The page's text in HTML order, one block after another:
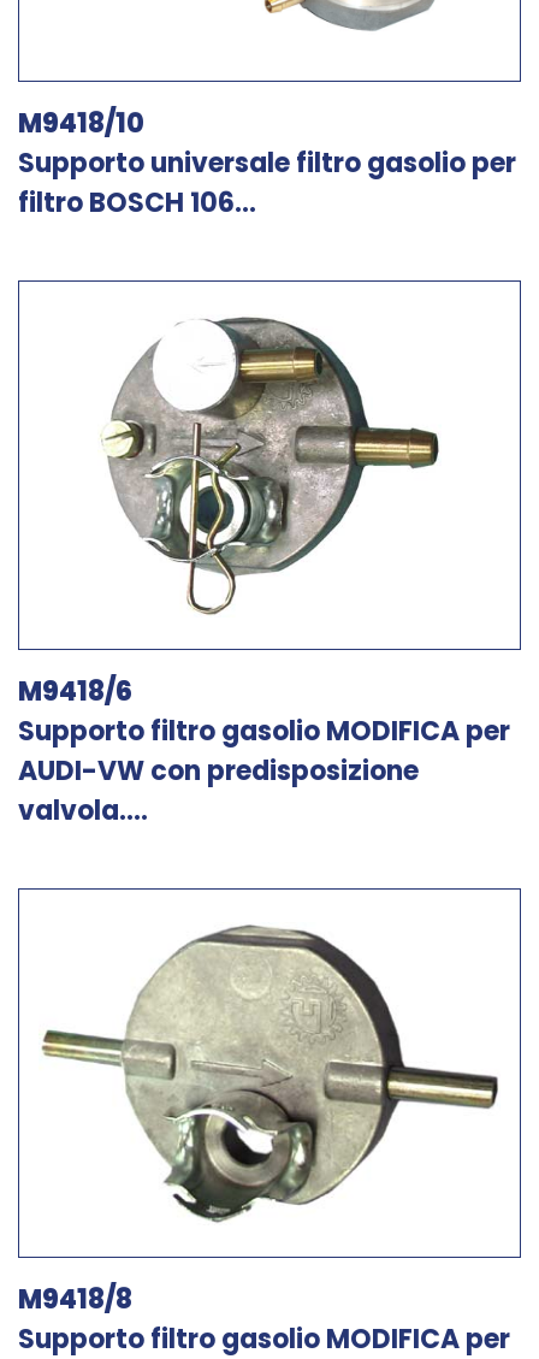
M9418/10
Supporto universale filtro gasolio per
filtro BOSCH 106...
M9418/6
Supporto filtro gasolio MODIFICA per
AUDI-VW con predisposizione
valvola....
M9418/8
Supporto filtro gasolio MODIFICA per